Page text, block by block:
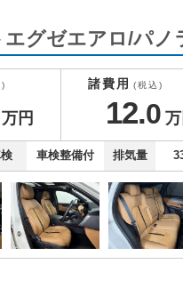
グゼエアロ/パノ
万円
諸費用 (税込)
12.0 万
車検整備付 排気量